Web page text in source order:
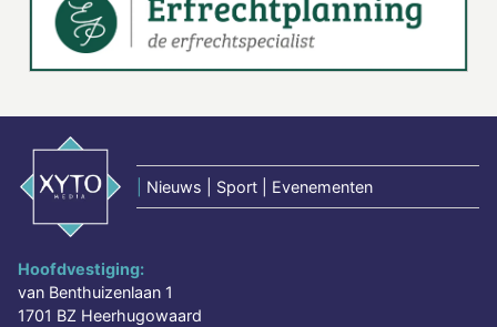
Nieuws | Sport | Evenementen
Hoofdvestiging:
van Benthuizenlaan 1
1701 BZ Heerhugowaard